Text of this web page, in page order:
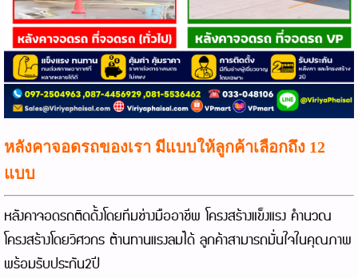
หลังคาจอดรถของเรา มีแบบให้ลูกค้าเลือกถึง 12
แบบ
หลังคาจอดรถติดดั้งโดยทีมช่างมืออาชีพ โครงสร้างแข็งแรง คำนวณ
โครงสร้างโดยวิศวกร ต้านทานแรงลมได้ ลูกค้าสามารถมั่นใจในคุณภาพ
พร้อมรับประกัน2ปี